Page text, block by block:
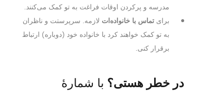
مدرسه و پرکردن اوقات فراغت به تو کمک می‌کنند.
برایتماس با خانواده‌ات لازمه. سرپرستت و ناظران
به تو کمک خواهند کرد با خانواده خود (دوباره) ارتباط
برقرار کنی.
در خطر هستی؟ با شمارۀ